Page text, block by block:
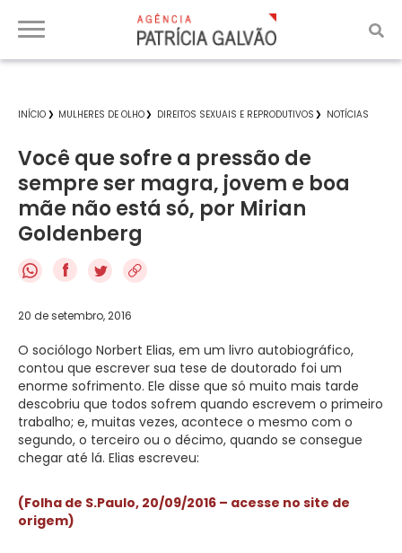
INÍCIO MULHERES DE OLHO DIREITOS SEXUAIS E REPRODUTIVOS NOTÍCIAS
Você que sofre a pressão de
sempre ser magra, jovem e boa
mãe não está só, por Mirian
Goldenberg
f
20 de setembro, 2016
O sociólogo Norbert Elias, em um livro autobiográfico,
contou que escrever sua tese de doutorado foi um
enorme sofrimento. Ele disse que só muito mais tarde
descobriu que todos sofrem quando escrevem o primeiro
trabalho; e, muitas vezes, acontece o mesmo com o
segundo, o terceiro ou o décimo, quando se consegue
chegar até lá. Elias escreveu:
(Folha de S.Paulo, 20/09/2016 – acesse no site de
origem)